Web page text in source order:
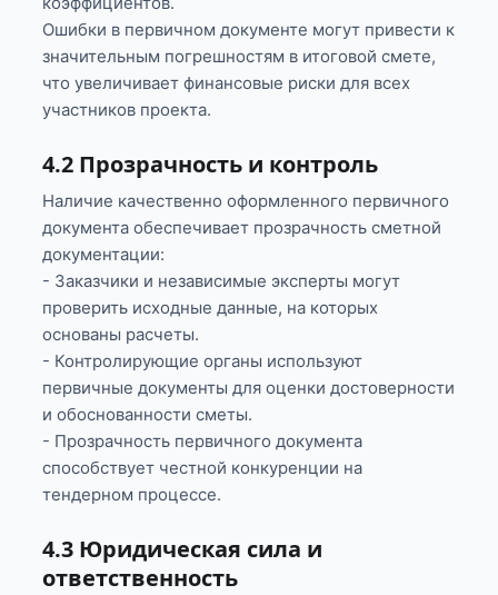
Ошибки в первичном документе могут привести к
значительным погрешностям в итоговой смете,
что увеличивает финансовые риски для всех
участников проекта.
4.2 Прозрачность и контроль
Наличие качественно оформленного первичного
документа обеспечивает прозрачность сметной
документации:
- Заказчики и независимые эксперты могут
проверить исходные данные, на которых
основаны расчеты.
- Контролирующие органы используют
первичные документы для оценки достоверности
и обоснованности сметы.
- Прозрачность первичного документа
способствует честной конкуренции на
тендерном процессе.
4.3 Юридическая сила и
ответственность